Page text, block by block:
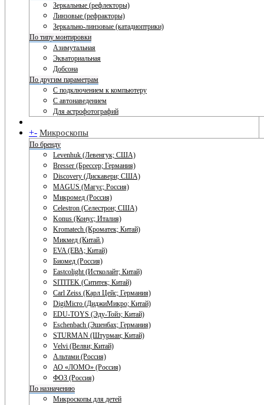
Зеркальные (рефлекторы)
Линзовые (рефракторы)
Зеркально-линзовые (катадиоптрики)
По типу монтировки
Азимутальная
Экваториальная
Добсона
По другим параметрам
С подключением к компьютеру
С автонаведением
Для астрофотографий
+- Микроскопы
По бренду
Levenhuk (Левенгук; США)
Bresser (Брессер; Германия)
Discovery (Дискавери; США)
MAGUS (Магус; Россия)
Микромед (Россия)
Celestron (Селестрон; США)
Konus (Конус; Италия)
Kromatech (Кроматек; Китай)
Микмед (Китай.)
EVA (ЕВА; Китай)
Биомед (Россия)
Eastcolight (Истколайт; Китай)
SITITEK (Сититек; Китай)
Carl Zeiss (Карл Цейс; Германия)
DigiMicro (ДиджиМикро; Китай)
EDU-TOYS (Эду-Тойз; Китай)
Eschenbach (Эшенбах; Германия)
STURMAN (Штурман; Китай)
Velvi (Велви; Китай)
Альтами (Россия)
АО «ЛОМО» (Россия)
ФОЗ (Россия)
По назначению
Микроскопы для детей